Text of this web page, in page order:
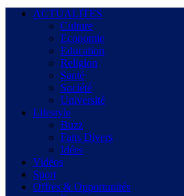
ACTUALITES
Culture
Economie
Education
Religion
Santé
Société
Université
Lifestyle
Buzz
Faits Divers
Idées
Vidéos
Sport
Offres & Opportunités